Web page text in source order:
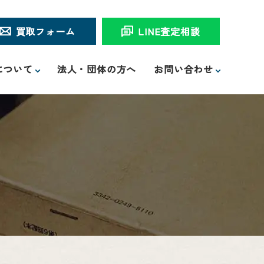
いて 法人・団体の方へ お問い合わせ
買取フォーム LINE査定相談